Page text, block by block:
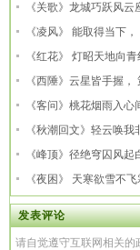
《关歌》龙城巧跃风云
《凌风》 能取得当下
《红花》 灯昭天地向
《西陲》云星皆手握，
《客问》桃花烟雨入
《秋潮回文》轻云唤
《峰顶》径绝穹囚风起
《夜困》 天寒欲雪不
发表评论
请自觉遵守互联网相关的